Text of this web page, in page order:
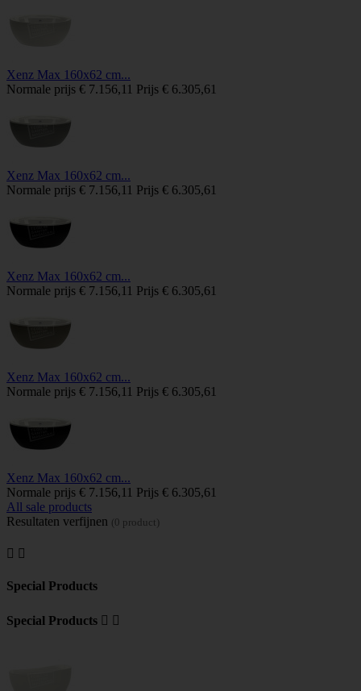
Xenz Max 160x62 cm...
Normale prijs € 7.156,11 Prijs € 6.305,61
Xenz Max 160x62 cm...
Normale prijs € 7.156,11 Prijs € 6.305,61
Xenz Max 160x62 cm...
Normale prijs € 7.156,11 Prijs € 6.305,61
Xenz Max 160x62 cm...
Normale prijs € 7.156,11 Prijs € 6.305,61
Xenz Max 160x62 cm...
Normale prijs € 7.156,11 Prijs € 6.305,61
All sale products
Resultaten verfijnen (0 product)
 
Special Products
Special Products  